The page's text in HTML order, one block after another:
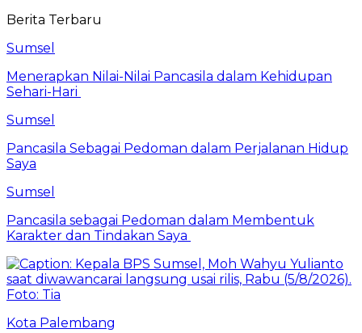
Berita Terbaru
Sumsel
Menerapkan Nilai-Nilai Pancasila dalam Kehidupan
Sehari-Hari
Sumsel
Pancasila Sebagai Pedoman dalam Perjalanan Hidup
Saya
Sumsel
Pancasila sebagai Pedoman dalam Membentuk
Karakter dan Tindakan Saya
Kota Palembang